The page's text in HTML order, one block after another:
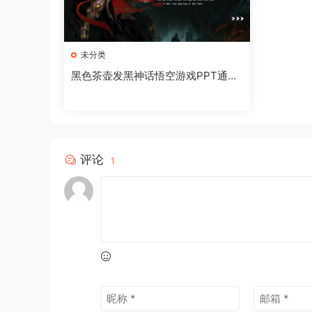
未分类
黑色茶壶发黑神话悟空游戏PPT通用
评论 1